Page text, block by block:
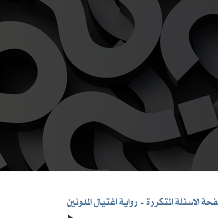
رواية اغتيال المدونين الاسئلة المتكررة